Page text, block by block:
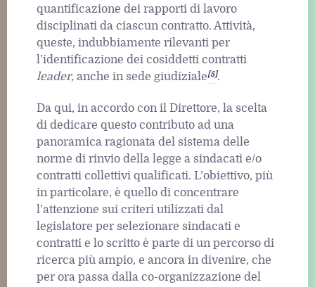
quantificazione dei rapporti di lavoro
disciplinati da ciascun contratto. Attività,
queste, indubbiamente rilevanti per
l’identificazione dei cosiddetti contratti
leader, anche in sede giudiziale[5].
Da qui, in accordo con il Direttore, la scelta
di dedicare questo contributo ad una
panoramica ragionata del sistema delle
norme di rinvio della legge a sindacati e/o
contratti collettivi qualificati. L’obiettivo, più
in particolare, è quello di concentrare
l’attenzione sui criteri utilizzati dal
legislatore per selezionare sindacati e
contratti e lo scritto è parte di un percorso di
ricerca più ampio, e ancora in divenire, che
per ora passa dalla co-organizzazione del